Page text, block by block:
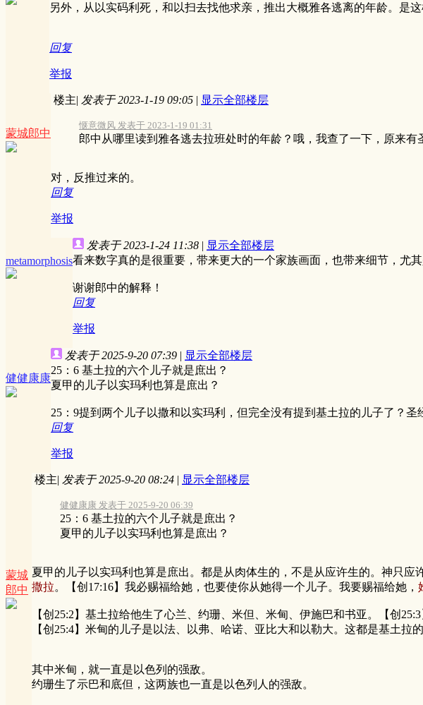
另外，从以实码利死，和以扫去找他求亲，推出大概雅各逃离的年龄。是这
回复
举报
蒙城郎中
楼主| 发表于 2023-1-19 09:05 | 显示全部楼层
惬意微风 发表于 2023-1-19 01:31
郎中从哪里读到雅各逃去拉班处时的年龄？哦，我查了一下，原来
对，反推过来的。
回复
举报
metamorphosis
发表于 2023-1-24 11:38 | 显示全部楼层
看来数字真的是很重要，带来更大的一个家族画面，也带来细节，尤
谢谢郎中的解释！
回复
举报
健健康康
发表于 2025-9-20 07:39 | 显示全部楼层
25：6 基土拉的六个儿子就是庶出？
夏甲的儿子以实玛利也算是庶出？
25：9提到两个儿子以撒和以实玛利，但完全没有提到基土拉的儿子了？
回复
举报
蒙城
郎中
楼主| 发表于 2025-9-20 08:24 | 显示全部楼层
健健康康 发表于 2025-9-20 06:39
25：6 基土拉的六个儿子就是庶出？
夏甲的儿子以实玛利也算是庶出？
夏甲的儿子以实玛利也算是庶出。都是从肉体生的，不是从应许生的。神只
撒拉。【创17:16】我必赐福给她，也要使你从她得一个儿子。我要赐福给她，
【创25:2】基土拉给他生了心兰、约珊、米但、米甸、伊施巴和书亚。【创
【创25:4】米甸的儿子是以法、以弗、哈诺、亚比大和以勒大。这都是基土拉的
其中米甸，就一直是以色列的强敌。
约珊生了示巴和底但，这两族也一直是以色列人的强敌。